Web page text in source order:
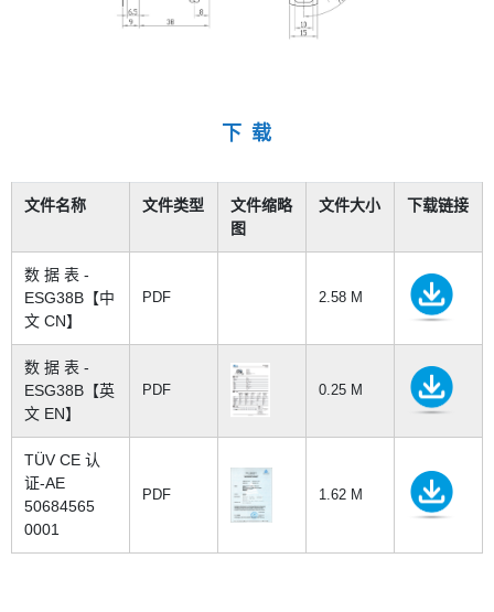
下 载
文件名称 文件类型
文件缩略
图
文件大小 下载链接
数 据 表 -
ESG38B【中
文 CN】
PDF 2.58 M
数 据 表 -
ESG38B【英
文 EN】
PDF 0.25 M
TÜV CE 认
证-AE
50684565
0001
PDF 1.62 M